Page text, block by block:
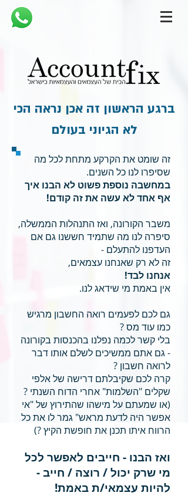
ברגע הראשון זה אכן נראה הכי
לא הגיוני בעולם
זה שומט את הקרקע מתחת לכל מה
שסיפרו לנו כל השנים.
במחשבה נוספת פשוט לא הבנו איך
אף אחד לא עשה את זה קודם!
משבר הקורונה, ואז התנהלות הממשלה,
סיפרה לנו מה שתמיד חששנו גם אם
העדפנו להתעלם -
זה לא רק שאנחנו עצמאים,
אנחנו לבד!
אין באמת מי שידאג לנו.
גם לכם לפעמים רואה החשבון מרגיש
כמו עוד מס ?
בלי קשר לכמה נפלנו בהכנסות בקורונה
- גם אתם ממשיכים לשלם אותו דבר
לרואה חשבון ?
קרה לכם שקיבלתם דרישה של אלפי
שקלים "השלמות" אחרי הדוח השנתי ?
(או שמעתם על מישהו שהתירוץ של "אי
אפשר היה לדעת מראש" גמר לו את כל
הרווח איתו תכנן את חופשת הקיץ ?)
ואז הבנו - חייבים לאפשר לכל
מי שרק יכול / רוצה / חייב -
להיות עצמאי/ת באמת!